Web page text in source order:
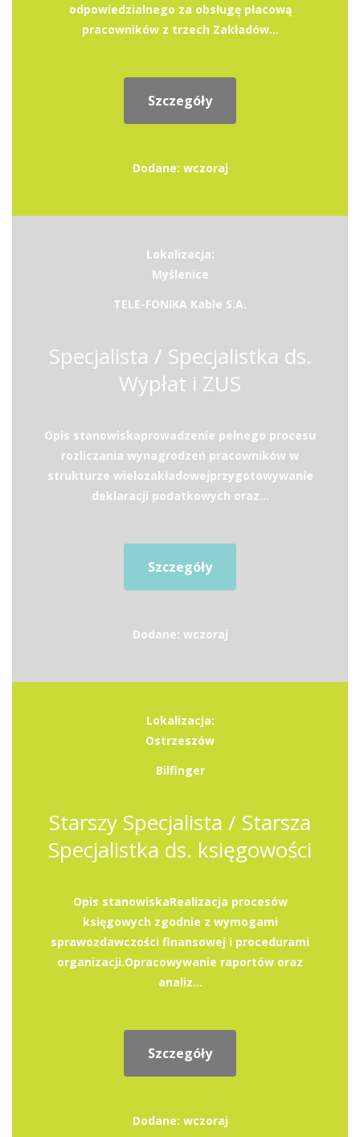
odpowiedzialnego za obsługę płacową
pracowników z trzech Zakładów...
Szczegóły
Dodane: wczoraj
Lokalizacja:
Myślenice
TELE-FONIKA Kable S.A.
Specjalista / Specjalistka ds.
Wypłat i ZUS
Opis stanowiskaprowadzenie pełnego procesu
rozliczania wynagrodzeń pracowników w
strukturze wielozakładowejprzygotowywanie
deklaracji podatkowych oraz...
Szczegóły
Dodane: wczoraj
Lokalizacja:
Ostrzeszów
Bilfinger
Starszy Specjalista / Starsza
Specjalistka ds. księgowości
Opis stanowiskaRealizacja procesów
księgowych zgodnie z wymogami
sprawozdawczości finansowej i procedurami
organizacji.Opracowywanie raportów oraz
analiz...
Szczegóły
Dodane: wczoraj